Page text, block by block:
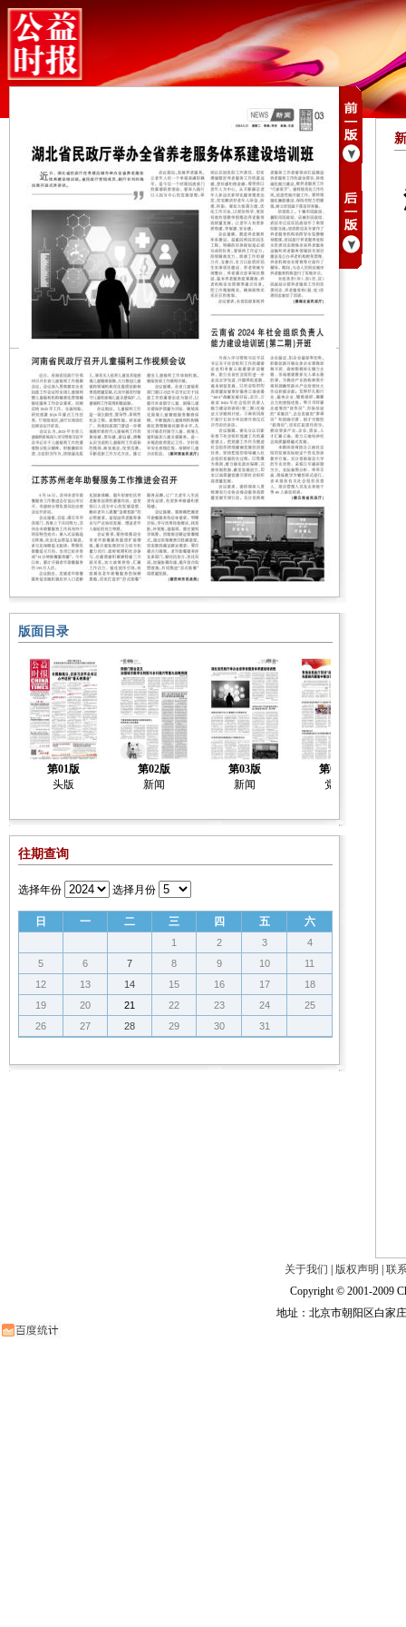
版面目录
第01版
头版
第02版
新闻
第03版
新闻
第04版
党建
往期查询
选择年份 选择月份
日 一 二 三 四 五 六
1 2 3
4
5
6 7 8 9 10
11
12
13 14 15 16 17
18
19
20 21 22 23 24
25
26
27 28 29 30 31
关于我们 版权声明
联
Copyright © 2001-2009
地址：北京市朝阳区白家